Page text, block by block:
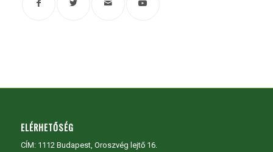
ELÉRHETŐSÉG
CÍM: 1112 Budapest, Oroszvég lejtő 16.